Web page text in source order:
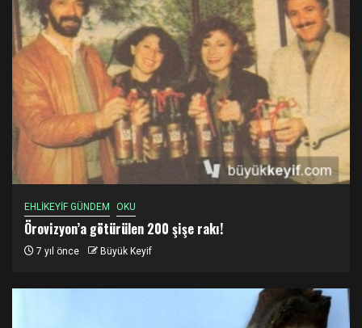
EHLİKEYİF GÜNDEM OKU
Örovizyon’a götürülen 200 şişe rakı!
7 yıl önce Büyük Keyif